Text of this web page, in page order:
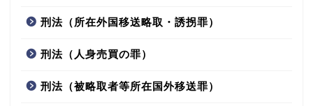
刑法（所在外国移送略取・誘拐罪）
刑法（人身売買の罪）
刑法（被略取者等所在国外移送罪）